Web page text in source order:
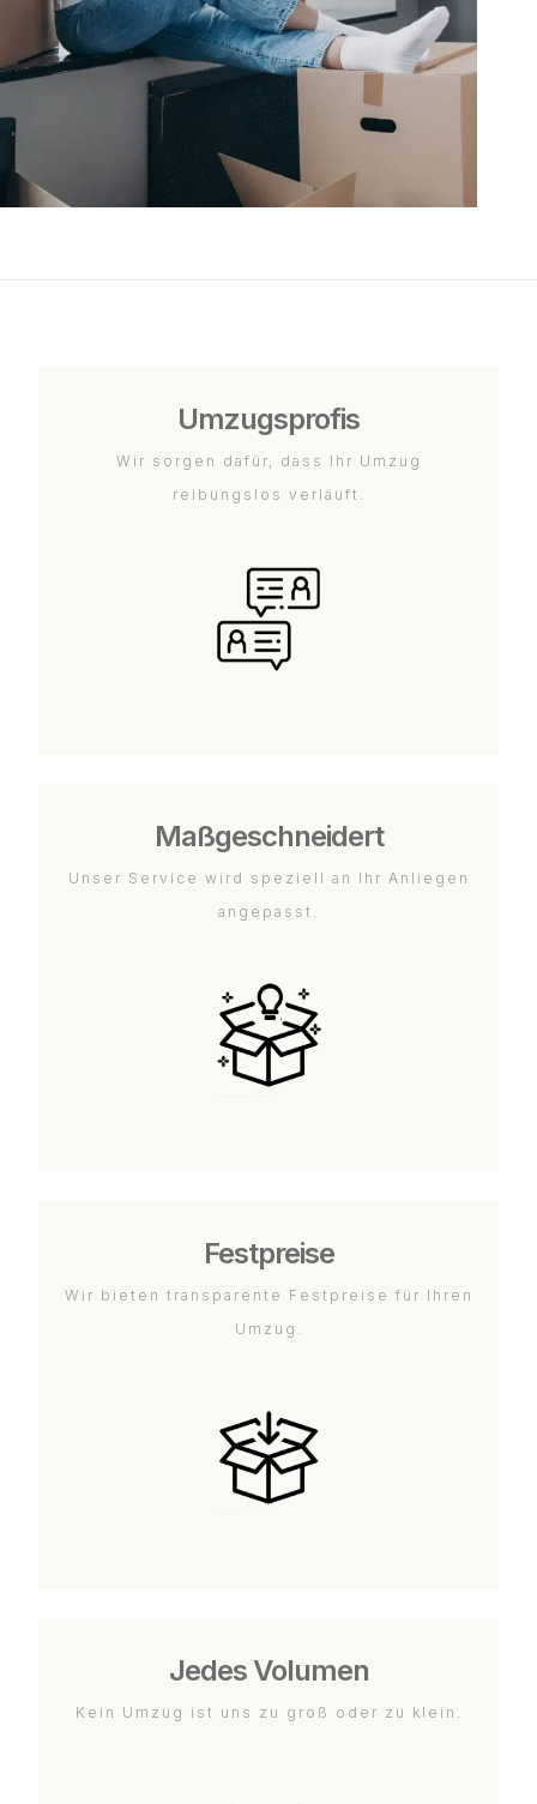
Umzugsprofis
Wir sorgen dafür, dass Ihr Umzug
reibungslos verläuft.
Maßgeschneidert
Unser Service wird speziell an Ihr Anliegen
angepasst.
Festpreise
Wir bieten transparente Festpreise für Ihren
Umzug.
Jedes Volumen
Kein Umzug ist uns zu groß oder zu klein.